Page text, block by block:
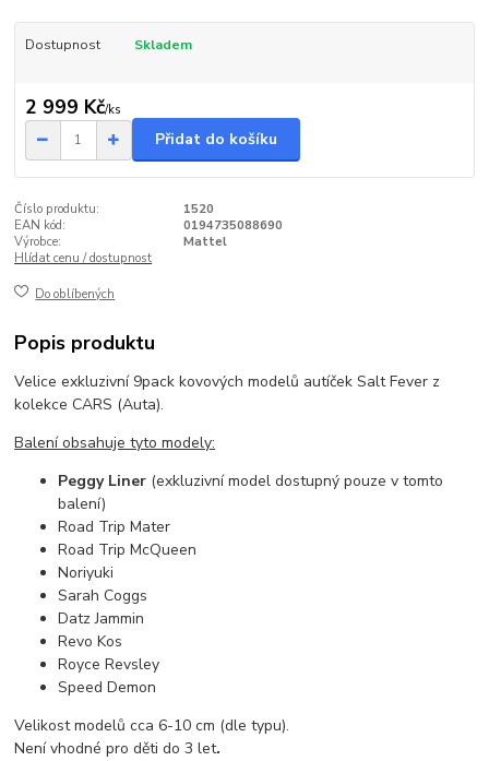
Dostupnost Skladem
2 999 Kč/ks
Přidat do košíku
Číslo produktu:
1520
EAN kód:
0194735088690
Výrobce:
Mattel
Hlídat cenu / dostupnost
Do oblíbených
Popis produktu
Velice exkluzivní 9pack kovových modelů autíček Salt Fever z
kolekce CARS (Auta).
Balení obsahuje tyto modely:
Peggy Liner (exkluzivní model dostupný pouze v tomto
balení)
Road Trip Mater
Road Trip McQueen
Noriyuki
Sarah Coggs
Datz Jammin
Revo Kos
Royce Revsley
Speed Demon
Velikost modelů cca 6-10 cm (dle typu).
Není vhodné pro děti do 3 let.